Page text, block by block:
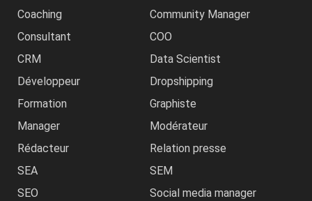
Coaching
Community Manager
Consultant
COO
CRM
Data Scientist
Développeur
Dropshipping
Formation
Graphiste
Manager
Modérateur
Rédacteur
Relation presse
SEA
SEM
SEO
Social media manager